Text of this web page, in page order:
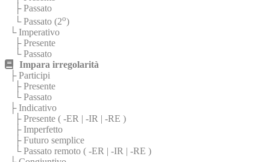
├ Passato
└ Passato (2o)
└ Imperativo
├ Presente
└ Passato
Impara irregolarità
├ Participi
├ Presente
└ Passato
├ Indicativo
├ Presente ( -ER | -IR | -RE )
├ Imperfetto
├ Futuro semplice
└ Passato remoto ( -ER | -IR | -RE )